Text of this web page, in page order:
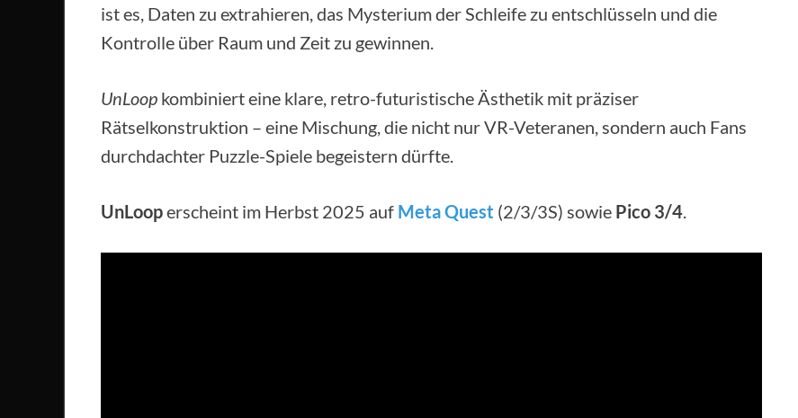
ist es, Daten zu extrahieren, das Mysterium der Schleife zu entschlüsseln und die
Kontrolle über Raum und Zeit zu gewinnen.
UnLoop kombiniert eine klare, retro-futuristische Ästhetik mit präziser
Rätselkonstruktion – eine Mischung, die nicht nur VR-Veteranen, sondern auch Fans
durchdachter Puzzle-Spiele begeistern dürfte.
UnLooperscheint im Herbst 2025 auf Meta Quest (2/3/3S) sowie Pico 3/4.